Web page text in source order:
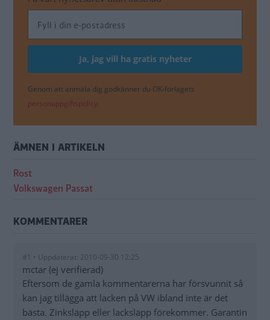
Genom att anmäla dig godkänner du OK-förlagets
personuppgiftspolicy.
ÄMNEN I ARTIKELN
Rost
Volkswagen Passat
KOMMENTARER
#1 • Uppdaterat: 2010-09-30 12:25
mctar (ej verifierad)
Eftersom de gamla kommentarerna har försvunnit så
kan jag tillägga att lacken på VW ibland inte är det
bästa. Zinksläpp eller lacksläpp förekommer. Garantin